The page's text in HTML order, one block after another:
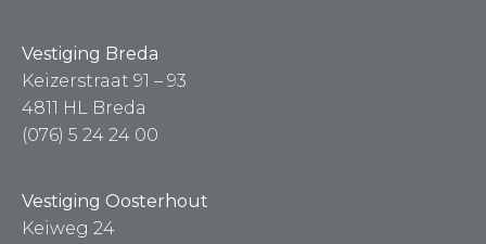
Vestiging Breda
Keizerstraat 91 – 93
4811 HL Breda
(076) 5 24 24 00
Vestiging Oosterhout
Keiweg 24